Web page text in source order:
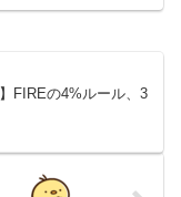
FIREの4%ルール、3